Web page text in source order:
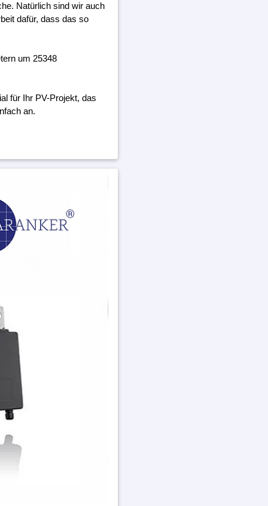
Natürlich sind wir auch
dafür, dass das so
um 25348
für Ihr PV-Projekt, das
an.